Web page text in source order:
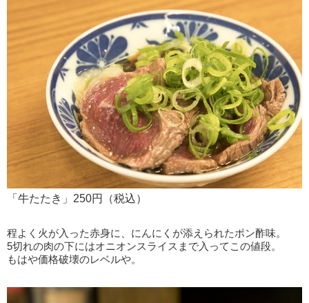
「牛たたき」250円（税込）
程よく火が入った赤身に、にんにくが添えられたポン酢味。
5切れの肉の下にはオニオンスライスまで入ってこの値段。
もはや価格破壊のレベルや。